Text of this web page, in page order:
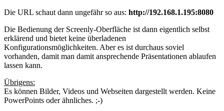
Die URL schaut dann ungefähr so aus: http://192.168.1.195:8080
Die Bedienung der Screenly-Oberfläche ist dann eigentlich selbst
erklärend und bietet keine überladenen
Konfigurationsmöglichkeiten. Aber es ist durchaus soviel
vorhanden, damit man damit ansprechende Präsentationen ablaufen
lassen kann.
Übrigens:
Es können Bilder, Videos und Webseiten dargestellt werden. Keine
PowerPoints oder ähnliches. ;-)